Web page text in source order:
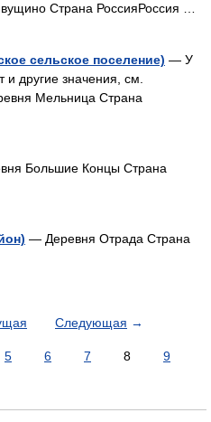
Страна РоссияРоссия …
сельское поселение) — У
и другие значения, см.
Мельница Страна
Большие Концы Страна
— Деревня Отрада Страна
Следующая →
5 6 7 8
9